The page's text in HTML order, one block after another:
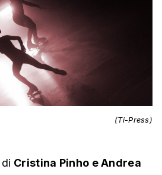
(Ti-Press)
di Cristina Pinho eAndrea